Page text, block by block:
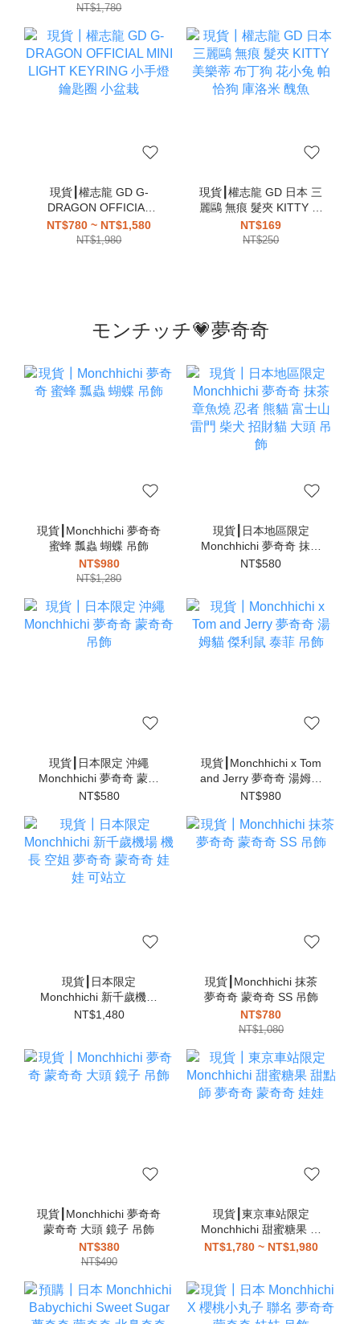
NT$1,780
現貨┃權志龍 GD G-
DRAGON OFFICIAL
MINI LIGHT KEYRING
小手燈 鑰匙圈 小盆栽
NT$780 ~ NT$1,580
NT$1,980
現貨┃權志龍 GD 日本 三
麗鷗 無痕 髮夾 KITTY 美
樂蒂 布丁狗 花小兔 帕恰
狗 庫洛米 醜魚
NT$169
NT$250
モンチッチ💗夢奇奇
現貨┃Monchhichi 夢奇奇
蜜蜂 瓢蟲 蝴蝶 吊飾
NT$980
NT$1,280
現貨┃日本地區限定
Monchhichi 夢奇奇 抹茶
章魚燒 忍者 熊貓 富士山
NT$580
現貨┃日本限定 沖繩
Monchhichi 夢奇奇 蒙奇
奇 吊飾
NT$580
現貨┃Monchhichi x Tom
and Jerry 夢奇奇 湯姆貓
傑利鼠 泰菲 吊飾
NT$980
現貨┃日本限定
Monchhichi 新千歲機場
機長 空姐 夢奇奇 蒙奇奇
NT$1,480
現貨┃Monchhichi 抹茶
夢奇奇 蒙奇奇 SS 吊飾
NT$780
NT$1,080
現貨┃Monchhichi 夢奇奇
蒙奇奇 大頭 鏡子 吊飾
NT$380
NT$490
現貨┃東京車站限定
Monchhichi 甜蜜糖果 甜
點師 夢奇奇 蒙奇奇 娃娃
NT$1,780 ~ NT$1,980